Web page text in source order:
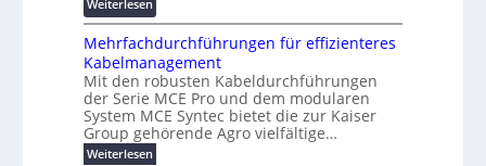
z
ö
e
r
u
n
g
d
z
u
m
E
n
e
r
e
n
t
w
i
c
k
e
l
Weiterlesen
R
e
k
o
r
d
b
e
Mehrfachdurchführungen für effizienteres
Kabelmanagement
Mit den robusten Kabeldurchführungen
der Serie MCE Pro und dem modularen
System MCE Syntec bietet die zur Kaiser
Group gehörende Agro vielfältige…
Weiterlesen: